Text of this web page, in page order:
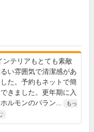
ンテリアもとても素敵
い雰囲気で清潔感があ
した。予約もネットで簡
きました。更年期に入
ルモンのバラン...
もっ